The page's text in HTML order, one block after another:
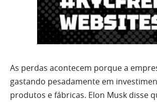
As perdas acontecem porque a
gastando pesadamente em
produtos e fábricas. Elon Musk disse